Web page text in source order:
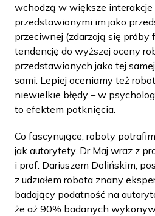
wchodzą w większe interakcje
przedstawionymi im jako
przeciwnej (zdarzają się próby
tendencję do wyższej oceny
przedstawionych jako tej
sami. Lepiej oceniamy też
niewielkie błędy – w
to efektem potknięcia.
Co fascynujące, roboty
jak autorytety. Dr Maj wraz z
i prof. Dariuszem Dolińskim,
z udziałem robota znany
badający podatność na
że aż 90% badanych